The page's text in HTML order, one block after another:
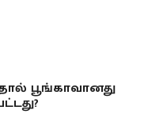
பூங்காவானது